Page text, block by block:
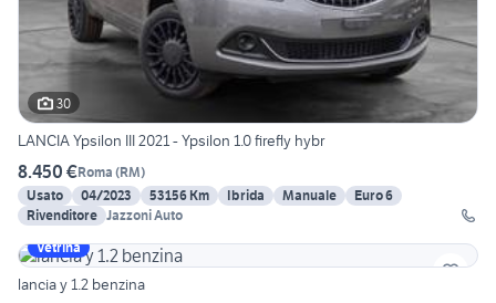
30
LANCIA Ypsilon III 2021 - Ypsilon 1.0 firefly hybr
8.450 €Roma (RM)
Usato
04/2023 53156 Km Ibrida Manuale
Euro 6
Rivenditore Jazzoni Auto
Vetrina
lancia y 1.2 benzina